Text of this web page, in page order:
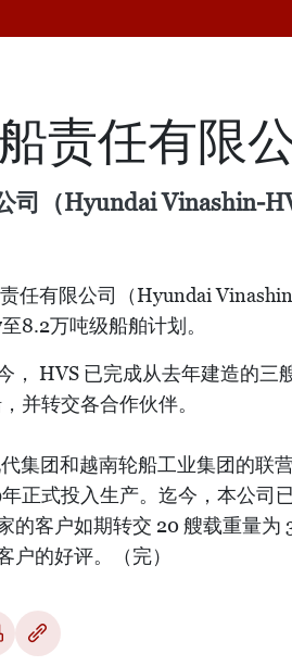
责任有限
司（Hyundai Vinashin-
任有限公司（Hyundai
8.2万吨级船舶计划。
， HVS 已完成从去年建造的三
并转交各合作伙伴。
集团和越南轮船工业集团的联
正式投入生产。迄今，本公司
的客户如期转交 20 艘载重量为
户的好评。（完）